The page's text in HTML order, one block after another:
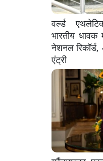
वर्ल्ड
भारतीय
नेशनल
एंट्री